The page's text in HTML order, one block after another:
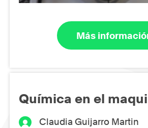
Más
Química en el
Claudia Guijarro Martin